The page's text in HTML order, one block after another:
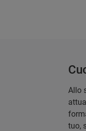
Allo
tuo,